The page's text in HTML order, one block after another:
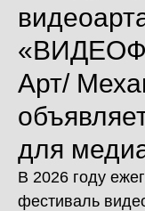
Арт/
для
В 2026 году
фестиваль